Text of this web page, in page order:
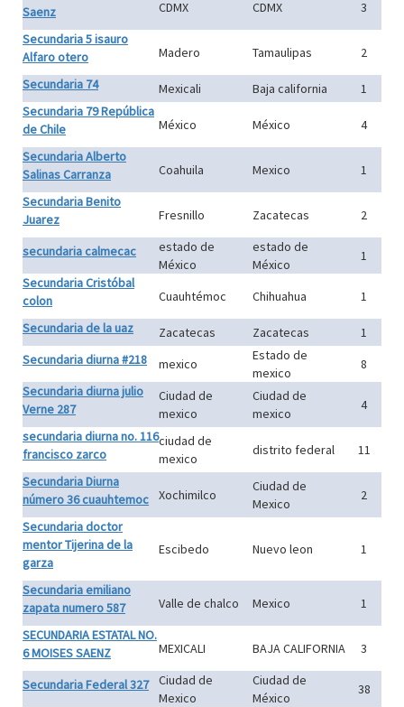
Saenz
CDMX CDMX
3
Secundaria 5 isauro
Alfaro otero
Madero Tamaulipas
2
Secundaria 74
Mexicali Baja california
1
Secundaria 79 República
de Chile
México México
4
Secundaria Alberto
Salinas Carranza
Coahuila Mexico
1
Secundaria Benito
Juarez
Fresnillo Zacatecas 2
secundaria calmecac
estado de
México
estado de
México
1
Secundaria Cristóbal
colon
Cuauhtémoc Chihuahua
1
Secundaria de la uaz
Zacatecas Zacatecas
1
Secundaria diurna #218
mexico
Estado de
mexico
8
Secundaria diurna julio
Verne 287
Ciudad de
mexico
Ciudad de
mexico
4
secundaria diurna no. 116
francisco zarco
ciudad de
mexico
distrito federal
11
Secundaria Diurna
número 36 cuauhtemoc
Xochimilco
Ciudad de
Mexico
2
Secundaria doctor
mentor Tijerina de la
garza
Escibedo Nuevo leon 1
Secundaria emiliano
zapata numero 587
Valle de chalco Mexico
1
SECUNDARIA ESTATAL NO.
6 MOISES SAENZ
MEXICALI BAJA CALIFORNIA 3
Secundaria Federal 327
Ciudad de
Mexico
Ciudad de
México
38